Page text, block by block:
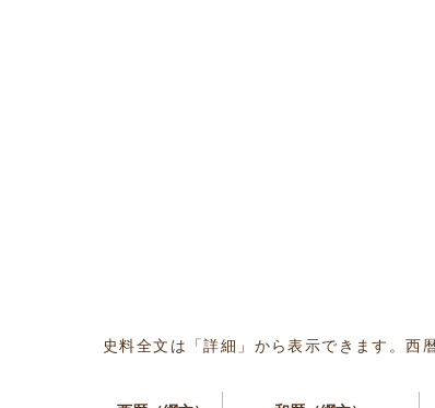
史料全文は「詳細」から表示できます。西